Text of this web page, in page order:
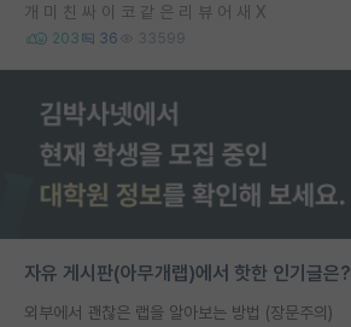
개 미 친 싸 이 코 같 은 리 뷰 어 새 X
203 36 33599
자유 게시판(아무개랩)에서 핫한 인기글은?
외부에서 괜찮은 랩을 알아보는 방법 (장문주의)